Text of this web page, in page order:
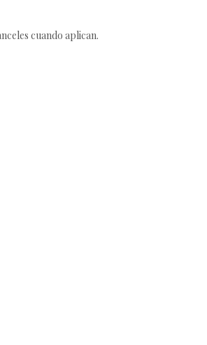
cuando aplican.